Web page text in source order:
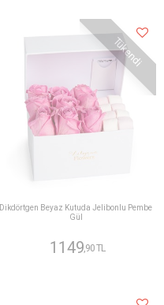
Tükendi
Dikdörtgen Beyaz Kutuda Jelibonlu Pembe
Gül
1149,90 TL